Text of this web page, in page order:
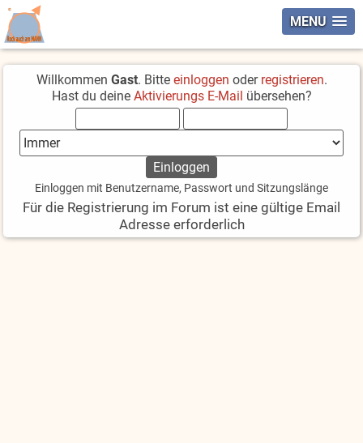
MENU
Willkommen Gast. Bitte einloggen oder registrieren.
Hast du deine Aktivierungs E-Mail übersehen?
Einloggen mit Benutzername, Passwort und Sitzungslänge
Für die Registrierung im Forum ist eine gültige Email
Adresse erforderlich